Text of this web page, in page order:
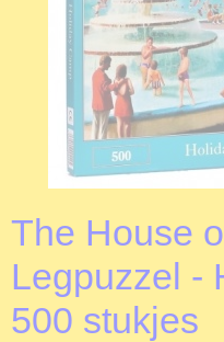
The House
Legpuzzel -
500 stukjes